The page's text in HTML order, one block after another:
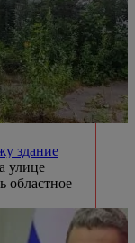
здание
улице
областное